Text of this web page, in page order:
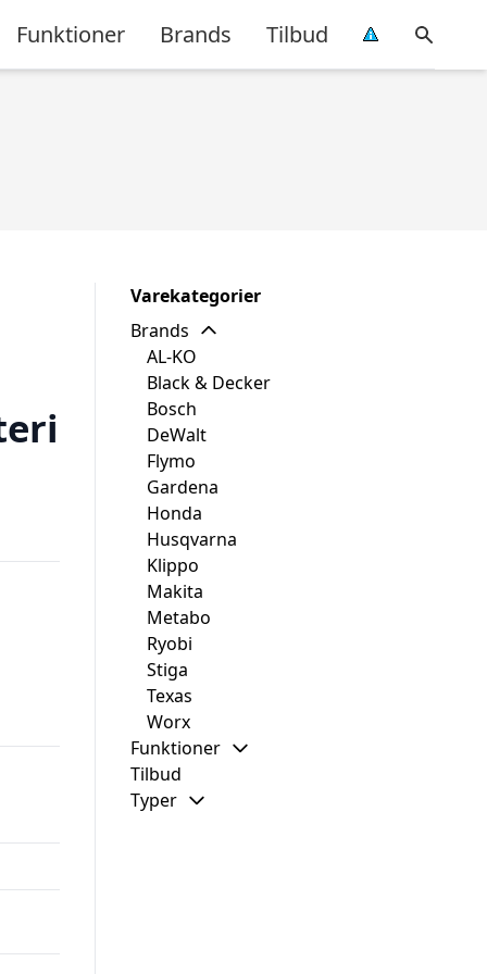
Funktioner Brands Tilbud
Varekategorier
Brands
AL-KO
Black & Decker
Bosch
DeWalt
Flymo
Gardena
Honda
Husqvarna
Klippo
Makita
Metabo
Ryobi
Stiga
Texas
Worx
Funktioner
Tilbud
Typer